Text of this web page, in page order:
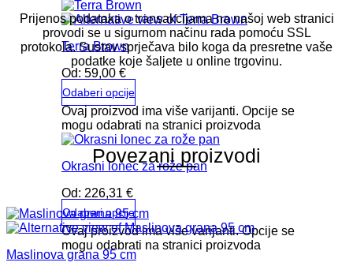
Terra Brown
Od: 59,00 €
Odaberi opcije
Ovaj proizvod ima više varijanti. Opcije se
mogu odabrati na stranici proizvoda
Okrasni lonec za rože pan
Od: 226,31 €
Odaberi opcije
Ovaj proizvod ima više varijanti. Opcije se
mogu odabrati na stranici proizvoda
Prijenos podataka o transakcijama na našoj web stranici
provodi se u sigurnom načinu rada pomoću SSL
protokola. Sustav sprječava bilo koga da presretne vaše
podatke koje šaljete u online trgovinu.
Povezani proizvodi
Maslinova grana 95 cm